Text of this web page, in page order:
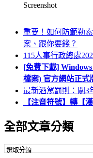
Screenshot
重要！如何防範勒
案、跟你要錢？
115人事行政總處
[免費下載]
檔案) 官方網站正式
最新酒駕罰則：關3
【注音符號】轉【
全部文章分類
全